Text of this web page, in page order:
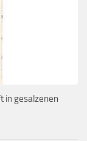
in gesalzenen